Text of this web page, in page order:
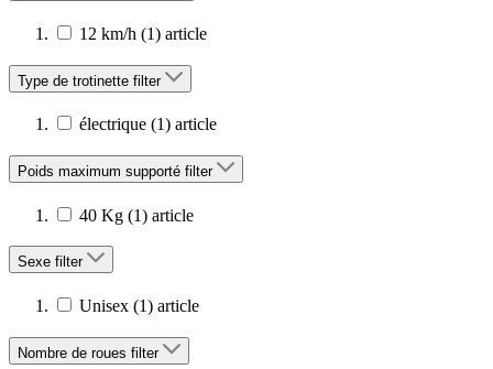
12 km/h (1) article
Type de trotinette filter
électrique (1) article
Poids maximum supporté filter
40 Kg (1) article
Sexe filter
Unisex (1) article
Nombre de roues filter